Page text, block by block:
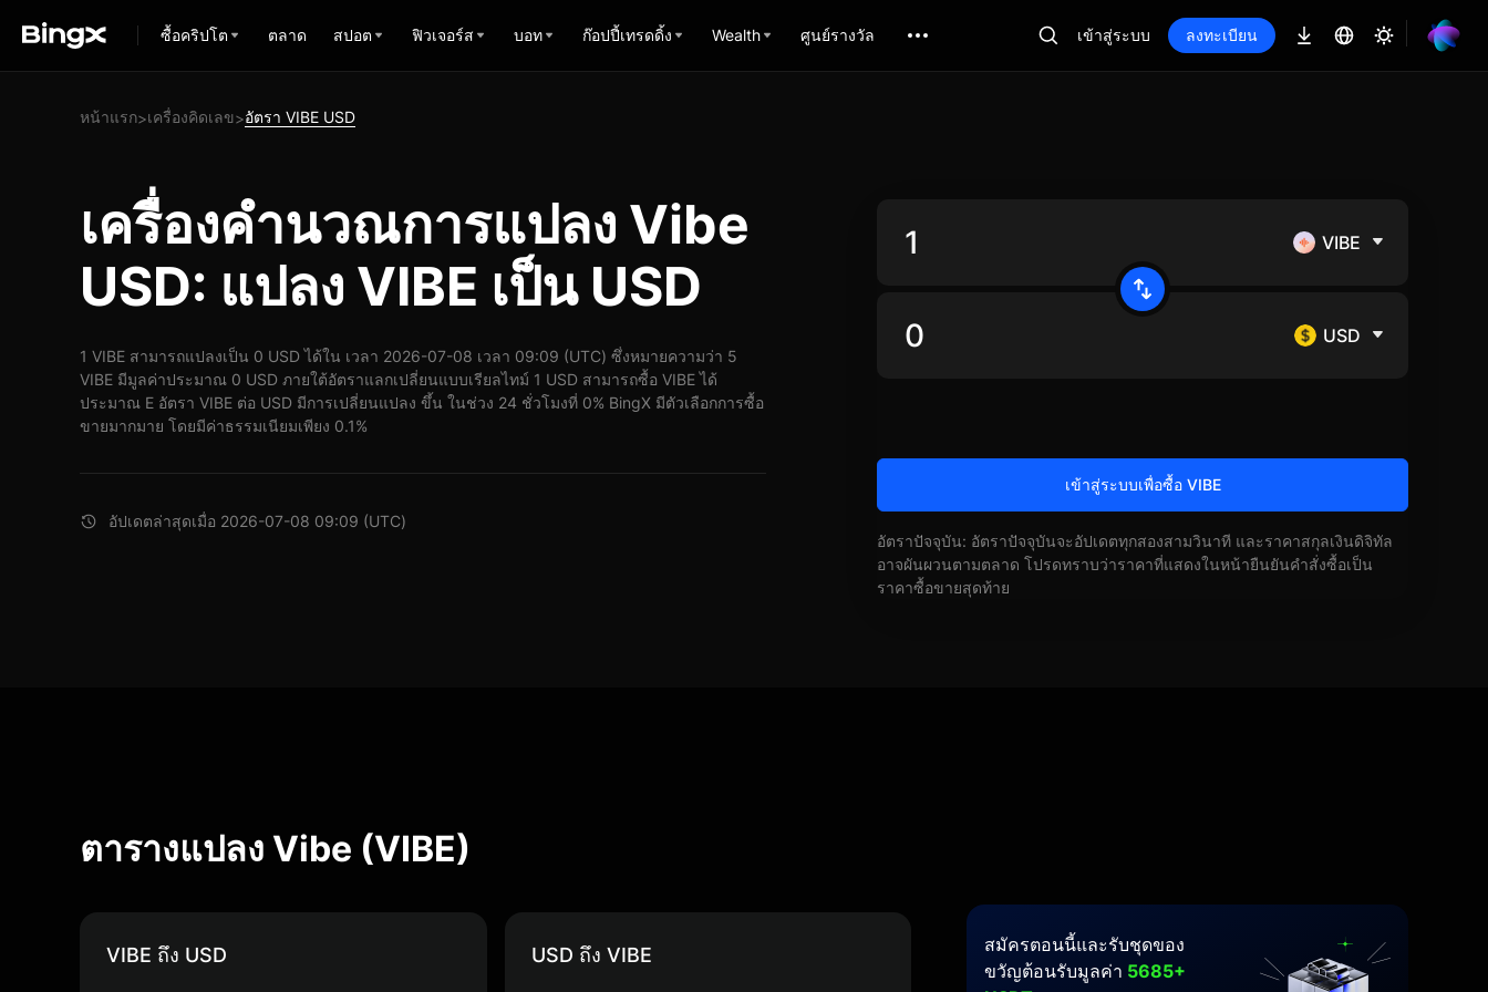
ซื้อคริปโต ตลาด สปอต ฟิวเจอร์ส บอท ก๊อปปี้เทรดดิ้ง Wealth ศูนย์รางวัล เข้าสู่ระบบ ลงทะเบียน
หน้าแรก>เครื่องคิดเลข>อัตรา VIBE USD
เครื่องคำนวณการแปลง Vibe
USD: แปลง VIBE เป็น USD
1 VIBE สามารถแปลงเป็น 0 USD ได้ใน เวลา 2026-07-08 เวลา 09:09 (UTC) ซึ่งหมายความว่า 5
VIBE มีมูลค่าประมาณ 0 USD ภายใต้อัตราแลกเปลี่ยนแบบเรียลไทม์ 1 USD สามารถซื้อ VIBE ได้
ประมาณ E อัตรา VIBE ต่อ USD มีการเปลี่ยนแปลง ขึ้น ในช่วง 24 ชั่วโมงที่ 0% BingX มีตัวเลือกการซื้อ
ขายมากมาย โดยมีค่าธรรมเนียมเพียง 0.1%
อัปเดตล่าสุดเมื่อ 2026-07-08 09:09 (UTC)
VIBE
USD
เข้าสู่ระบบเพื่อซื้อ VIBE
อัตราปัจจุบัน: อัตราปัจจุบันจะอัปเดตทุกสองสามวินาที และราคาสกุลเงินดิจิทัล
อาจผันผวนตามตลาด โปรดทราบว่าราคาที่แสดงในหน้ายืนยันคำสั่งซื้อเป็น
ราคาซื้อขายสุดท้าย
ตารางแปลง Vibe (VIBE)
VIBE ถึง USD USD ถึง VIBE
สมัครตอนนี้และรับชุดของ
ขวัญต้อนรับมูลค่า 5685+